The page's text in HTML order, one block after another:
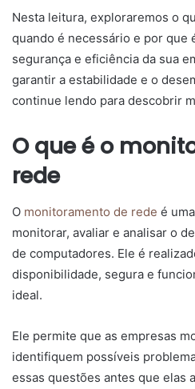
Nesta leitura, exploraremos o
quando é necessário e por que
segurança e eficiência da sua
garantir a estabilidade e o
continue lendo para descobrir
O que é o
rede
O monitoramento de rede é
monitorar, avaliar e analisar o
de computadores. Ele é
disponibilidade, segura e
ideal.
Ele permite que as empresas
identifiquem possíveis
essas questões antes que elas